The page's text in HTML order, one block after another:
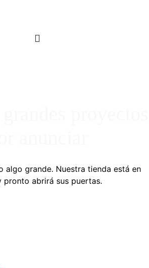
algo grande. Nuestra tienda está en
pronto abrirá sus puertas.